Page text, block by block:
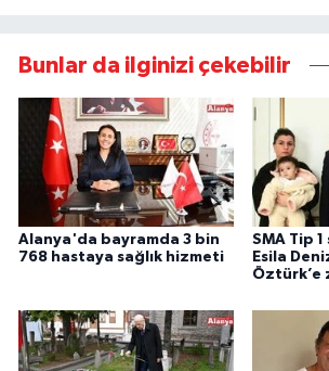
Bunlar da ilginizi çekebilir
Alanya'da bayramda 3 bin
768 hastaya sağlık hizmeti
SMA Tip 1
Esila
Öztürk’e